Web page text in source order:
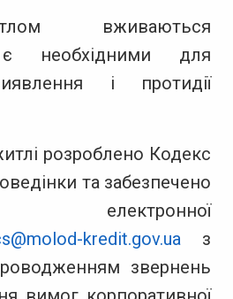
вживаються
необхідними для
і протидії
розроблено Кодекс
та забезпечено
електронної
kredit.gov.uaз
звернень